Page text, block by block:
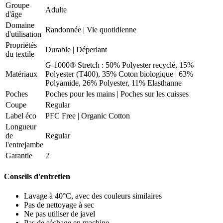
Groupe
d'âge
Adulte
Domaine
d'utilisation
Randonnée | Vie quotidienne
Propriétés
du textile
Durable | Déperlant
Matériaux
G-1000® Stretch : 50% Polyester recyclé, 15%
Polyester (T400), 35% Coton biologique | 63%
Polyamide, 26% Polyester, 11% Elasthanne
Poches
Poches pour les mains | Poches sur les cuisses
Coupe
Regular
Label éco
PFC Free | Organic Cotton
Longueur
de
l'entrejambe
Regular
Garantie 2
Conseils d'entretien
Lavage à 40°C, avec des couleurs similaires
Pas de nettoyage à sec
Ne pas utiliser de javel